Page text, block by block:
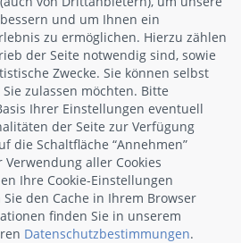
und um Ihnen ein
zu ermöglichen. Hierzu zählen
der Seite notwendig sind, sowie
Zwecke. Sie können selbst
zulassen möchten. Bitte
Ihrer Einstellungen eventuell
der Seite zur Verfügung
die Schaltfläche “Annehmen”
aller Cookies
Ihre Cookie-Einstellungen
den Cache in Ihrem Browser
finden Sie in unserem
Datenschutzbestimmungen.